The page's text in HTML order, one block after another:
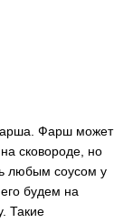
Фарш может
сковороде, но
любым соусом у
его будем на
Такие